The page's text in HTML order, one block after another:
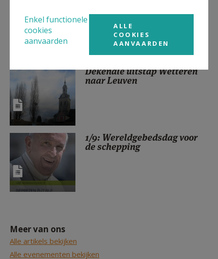
Dekenale uitstap Wetteren
naar Leuven
1/9: Wereldgebedsdag voor
de schepping
Meer van ons
Alle artikels bekijken
Alle evenementen bekijken
Enkel functionele
cookies
aanvaarden
ALLE
COOKIES
AANVAARDEN